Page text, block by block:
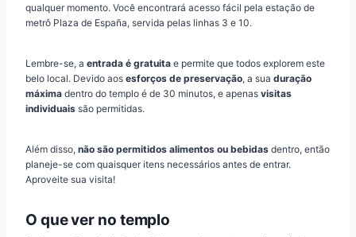
qualquer momento. Você encontrará acesso fácil pela estação de
metrô Plaza de España, servida pelas linhas 3 e 10.
Lembre-se, a entrada é gratuita e permite que todos explorem este
belo local. Devido aos esforços de preservação, a sua duração
máxima dentro do templo é de 30 minutos, e apenas visitas
individuais são permitidas.
Além disso, não são permitidos alimentos ou bebidas dentro, então
planeje-se com quaisquer itens necessários antes de entrar.
Aproveite sua visita!
O que ver no templo